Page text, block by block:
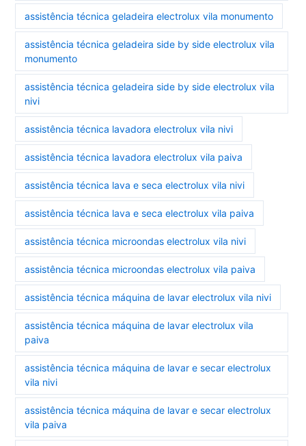
assistência técnica geladeira electrolux vila monumento
assistência técnica geladeira side by side electrolux vila
monumento
assistência técnica geladeira side by side electrolux vila
nivi
assistência técnica lavadora electrolux vila nivi
assistência técnica lavadora electrolux vila paiva
assistência técnica lava e seca electrolux vila nivi
assistência técnica lava e seca electrolux vila paiva
assistência técnica microondas electrolux vila nivi
assistência técnica microondas electrolux vila paiva
assistência técnica máquina de lavar electrolux vila nivi
assistência técnica máquina de lavar electrolux vila
paiva
assistência técnica máquina de lavar e secar electrolux
vila nivi
assistência técnica máquina de lavar e secar electrolux
vila paiva